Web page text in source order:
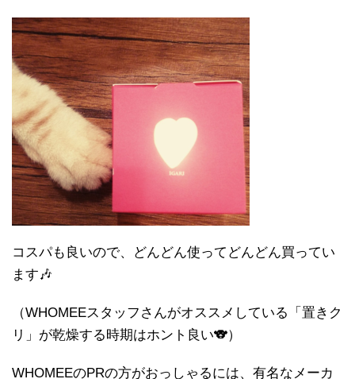
コスパも良いので、どんどん使ってどんどん買ってい
ます🎶
（WHOMEEスタッフさんがオススメしている「置きク
リ」が乾燥する時期はホント良い🐨）
WHOMEEのPRの方がおっしゃるには、有名なメーカ